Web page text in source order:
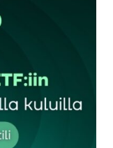
Pakolliset